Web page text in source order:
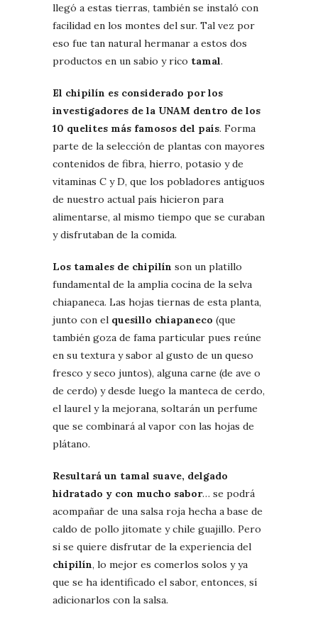
llegó a estas tierras, también se instaló con
facilidad en los montes del sur. Tal vez por
eso fue tan natural hermanar a estos dos
productos en un sabio y rico tamal.
El chipilín es considerado por los
investigadores de la UNAM dentro de los
10 quelites más famosos del país. Forma
parte de la selección de plantas con mayores
contenidos de fibra, hierro, potasio y de
vitaminas C y D, que los pobladores antiguos
de nuestro actual país hicieron para
alimentarse, al mismo tiempo que se curaban
y disfrutaban de la comida.
Los tamales de chipilín son un platillo
fundamental de la amplia cocina de la selva
chiapaneca. Las hojas tiernas de esta planta,
junto con el quesillo chiapaneco (que
también goza de fama particular pues reúne
en su textura y sabor al gusto de un queso
fresco y seco juntos), alguna carne (de ave o
de cerdo) y desde luego la manteca de cerdo,
el laurel y la mejorana, soltarán un perfume
que se combinará al vapor con las hojas de
plátano.
Resultará un tamal suave, delgado
hidratado y con mucho sabor… se podrá
acompañar de una salsa roja hecha a base de
caldo de pollo jitomate y chile guajillo. Pero
si se quiere disfrutar de la experiencia del
chipilín, lo mejor es comerlos solos y ya
que se ha identificado el sabor, entonces, sí
adicionarlos con la salsa.